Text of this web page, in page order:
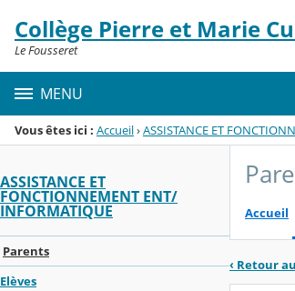
Menu de la rubrique
Contenu
Collège Pierre et Marie
Le Fousseret
MENU
Vous êtes ici : Accueil›ASSISTANCE ET
ASSISTANCE ET
FONCTIONNEMENT ENT/
INFORMATIQUE
Parents
Elèves
Accueil
‹ Retour